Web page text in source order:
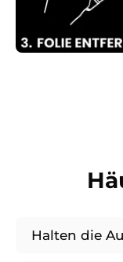
Halten die